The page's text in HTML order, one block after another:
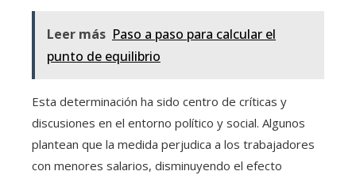
Leer más Paso a paso para calcular el
punto de equilibrio
Esta determinación ha sido centro de críticas y
discusiones en el entorno político y social. Algunos
plantean que la medida perjudica a los trabajadores
con menores salarios, disminuyendo el efecto